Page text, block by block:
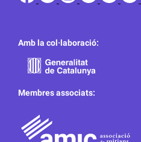
Amb la col·laboració:
Membres associats: